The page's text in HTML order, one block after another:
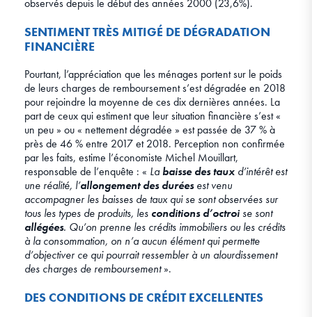
observés depuis le début des années 2000 (23,6%).
SENTIMENT TRÈS MITIGÉ DE DÉGRADATION
FINANCIÈRE
Pourtant, l’appréciation que les ménages portent sur le poids
de leurs charges de remboursement s’est dégradée en 2018
pour rejoindre la moyenne de ces dix dernières années. La
part de ceux qui estiment que leur situation financière s’est «
un peu » ou « nettement dégradée » est passée de 37 % à
près de 46 % entre 2017 et 2018. Perception non confirmée
par les faits, estime l’économiste Michel Mouillart,
responsable de l’enquête : « Labaisse des taux d’intérêt est
une réalité, l’allongement des duréesest venu
accompagner les baisses de taux qui se sont observées sur
tous les types de produits, les conditions d’octroise sont
allégées. Qu’on prenne les crédits immobiliers ou les crédits
à la consommation, on n’a aucun élément qui permette
d’objectiver ce qui pourrait ressembler à un alourdissement
des charges de remboursement».
DES CONDITIONS DE CRÉDIT EXCELLENTES